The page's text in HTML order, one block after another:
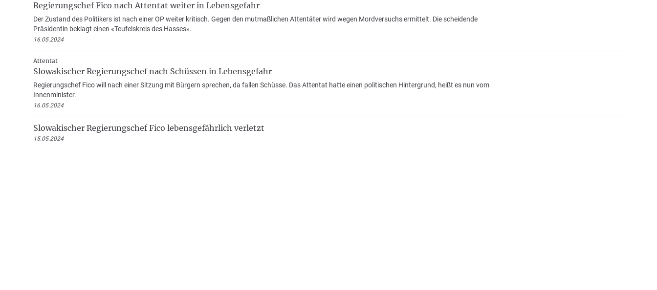
Regierungschef Fico nach Attentat weiter in Lebensgefahr
Der Zustand des Politikers ist nach einer OP weiter kritisch. Gegen den mutmaßlichen Attentäter wird wegen Mordversuchs ermittelt. Die scheidende
Präsidentin beklagt einen «Teufelskreis des Hasses».
16.05.2024
Attentat
Slowakischer Regierungschef nach Schüssen in Lebensgefahr
Regierungschef Fico will nach einer Sitzung mit Bürgern sprechen, da fallen Schüsse. Das Attentat hatte einen politischen Hintergrund, heißt es nun vom
Innenminister.
16.05.2024
Slowakischer Regierungschef Fico lebensgefährlich verletzt
15.05.2024